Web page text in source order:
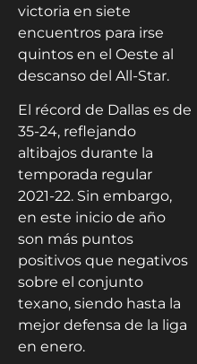
victoria en siete
encuentros para irse
quintos en el Oeste al
descanso del All-Star.
El récord de Dallas es de
35-24, reflejando
altibajos durante la
temporada regular
2021-22. Sin embargo,
en este inicio de año
son más puntos
positivos que negativos
sobre el conjunto
texano, siendo hasta la
mejor defensa de la liga
en enero.